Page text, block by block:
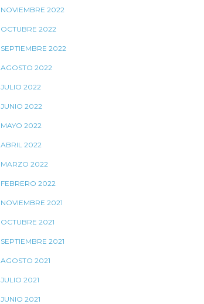
NOVIEMBRE 2022
OCTUBRE 2022
SEPTIEMBRE 2022
AGOSTO 2022
JULIO 2022
JUNIO 2022
MAYO 2022
ABRIL 2022
MARZO 2022
FEBRERO 2022
NOVIEMBRE 2021
OCTUBRE 2021
SEPTIEMBRE 2021
AGOSTO 2021
JULIO 2021
JUNIO 2021